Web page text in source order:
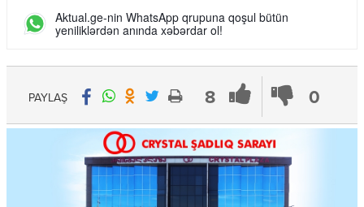
Aktual.ge-nin WhatsApp qrupuna qoşul bütün
yeniliklərdən anında xəbərdar ol!
8 0
PAYLAŞ